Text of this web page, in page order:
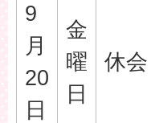
9
月
20
日
金
曜
日
休会